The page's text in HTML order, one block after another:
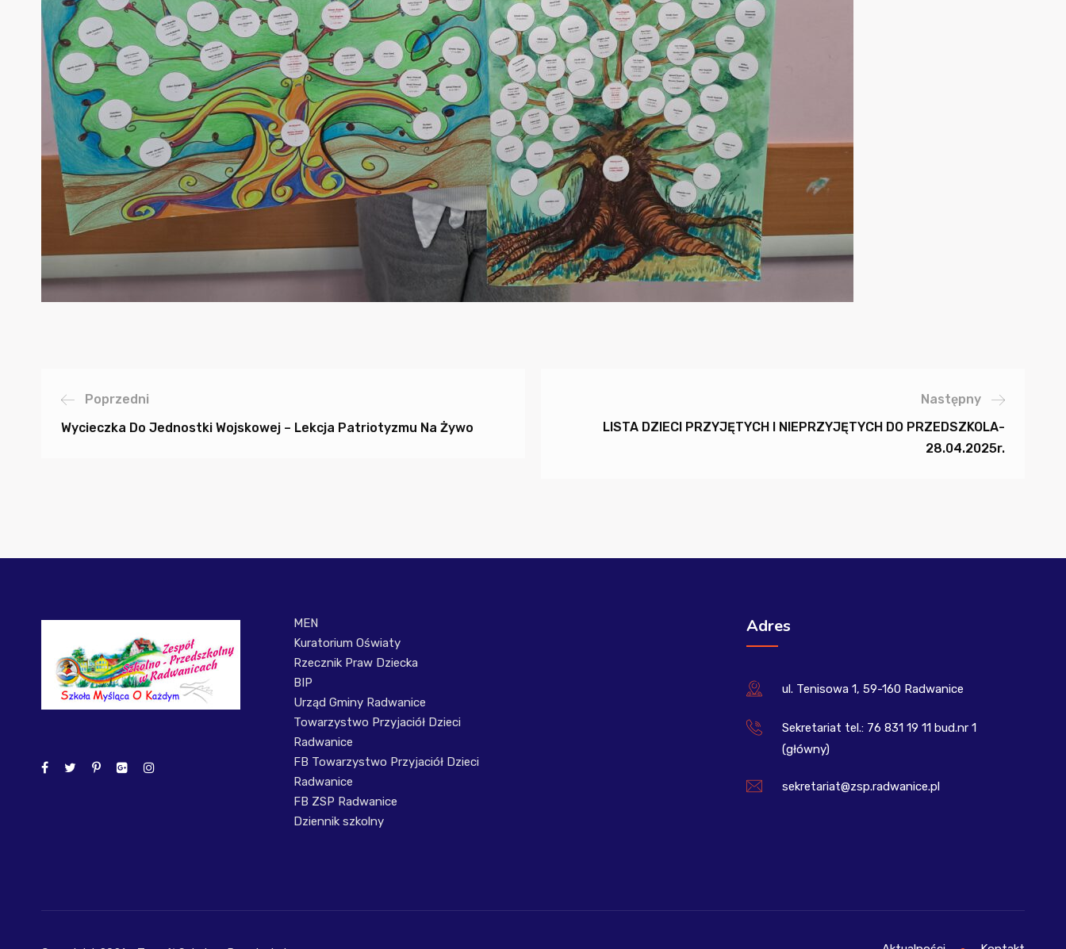
Poprzedni
Wycieczka Do Jednostki Wojskowej – Lekcja Patriotyzmu Na Żywo
Następny
LISTA DZIECI PRZYJĘTYCH I NIEPRZYJĘTYCH DO PRZEDSZKOLA-
28.04.2025r.
MEN
Kuratorium Oświaty
Rzecznik Praw Dziecka
BIP
Urząd Gminy Radwanice
Towarzystwo Przyjaciół Dzieci
Radwanice
FB Towarzystwo Przyjaciół Dzieci
Radwanice
FB ZSP Radwanice
Dziennik szkolny
Adres
ul. Tenisowa 1, 59-160 Radwanice
Sekretariat tel.: 76 831 19 11 bud.nr 1
(główny)
sekretariat@zsp.radwanice.pl